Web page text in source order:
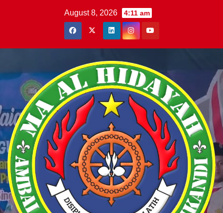
August 8, 2026 4:11 am